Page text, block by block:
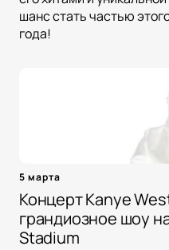
шанс стать частью
года!
5 марта
Концерт Kanye
грандиозное шоу
Stadium